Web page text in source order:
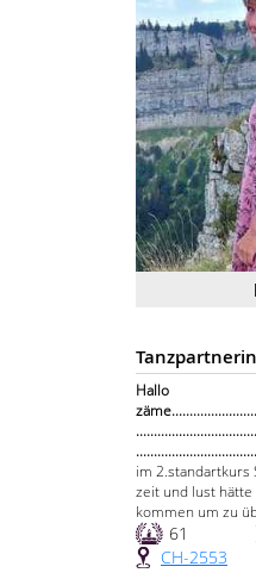
Hallo
im 2.standartkurs
zeit und lust
kommen um zu
61
CH-2553